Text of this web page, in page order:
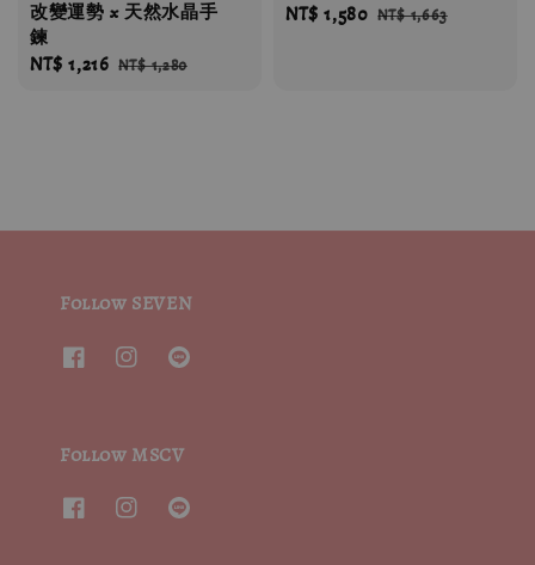
改變運勢 x 天然水晶手
鍊
Sale
NT$ 1,216 Regular
NT$ 1,280
Sale
NT$ 1,580 Regular
NT$ 1,663
Follow SEVEN
Follow MSCV